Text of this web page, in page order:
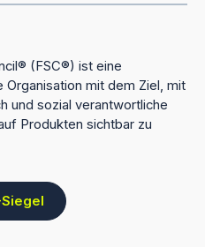
(FSC®) ist eine
mit dem Ziel, mit
und sozial verantwortliche
Produkten sichtbar zu